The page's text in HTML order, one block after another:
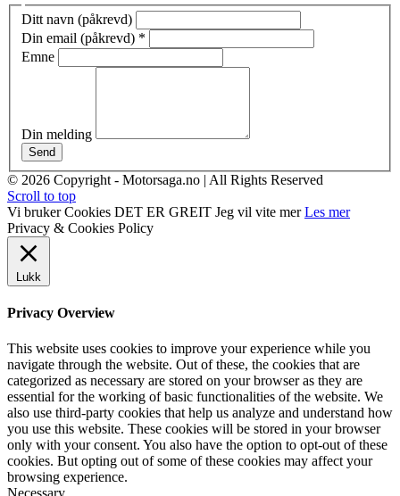
Ditt navn (påkrevd)
Din email (påkrevd) *
Emne
Din melding
Send
© 2026 Copyright - Motorsaga.no | All Rights Reserved
Scroll to top
Vi bruker Cookies DET ER GREIT Jeg vil vite mer Les mer
Privacy & Cookies Policy
Lukk
Privacy Overview
This website uses cookies to improve your experience while you
navigate through the website. Out of these, the cookies that are
categorized as necessary are stored on your browser as they are
essential for the working of basic functionalities of the website. We
also use third-party cookies that help us analyze and understand how
you use this website. These cookies will be stored in your browser
only with your consent. You also have the option to opt-out of these
cookies. But opting out of some of these cookies may affect your
browsing experience.
Necessary